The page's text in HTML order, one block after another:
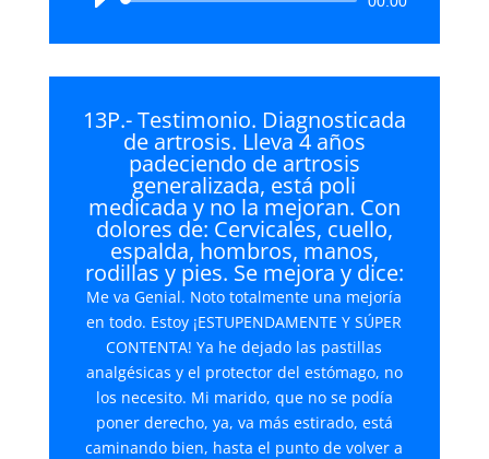
audio
13P.- Testimonio. Diagnosticada
de artrosis. Lleva 4 años
padeciendo de artrosis
generalizada, está poli
medicada y no la mejoran. Con
dolores de: Cervicales, cuello,
espalda, hombros, manos,
rodillas y pies. Se mejora y dice:
Me va Genial. Noto totalmente una mejoría
en todo. Estoy ¡ESTUPENDAMENTE Y SÚPER
CONTENTA! Ya he dejado las pastillas
analgésicas y el protector del estómago, no
los necesito. Mi marido, que no se podía
poner derecho, ya, va más estirado, está
caminando bien, hasta el punto de volver a